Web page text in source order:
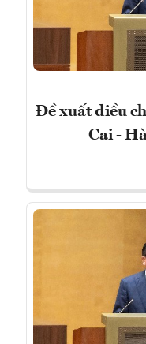
Đề xuất điều
Cai -